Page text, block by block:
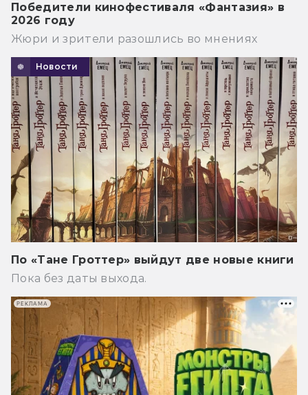
Победители кинофестиваля «Фантазия» в
2026 году
Жюри и зрители разошлись во мнениях
Новости
По «Тане Гроттер» выйдут две новые книги
Пока без даты выхода.
РЕКЛАМА